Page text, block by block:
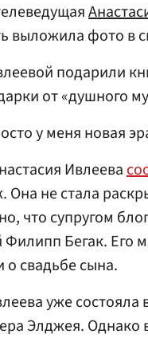
выложила фото в
подарили
от «душного
у меня новая
Ивлеева
не стала
что супругом
Бегак. Его
о свадьбе сына.
уже
Элджея. Однако